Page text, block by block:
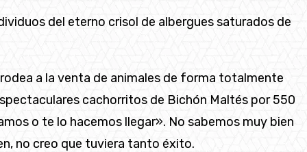
del eterno crisol de albergues saturados de
a la venta de animales de forma totalmente
cachorritos de Bichón Maltés por 550
o te lo hacemos llegar». No sabemos muy bien
no creo que tuviera tanto éxito.